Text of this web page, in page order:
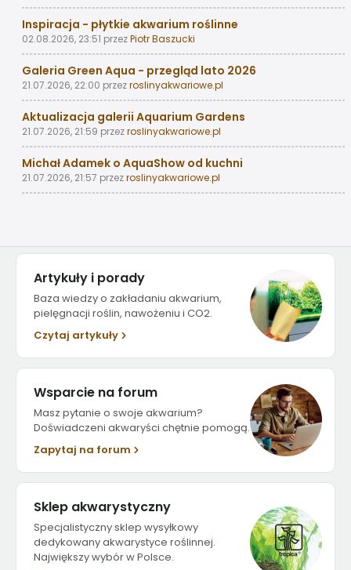
Inspiracja - płytkie akwarium roślinne
02.08.2026, 23:51 przezPiotr Baszucki
Galeria Green Aqua - przegląd lato 2026
21.07.2026, 22:00 przezroslinyakwariowe.pl
Aktualizacja galerii Aquarium Gardens
21.07.2026, 21:59 przezroslinyakwariowe.pl
Michał Adamek o AquaShow od kuchni
21.07.2026, 21:57 przezroslinyakwariowe.pl
Artykuły i porady
Baza wiedzy o zakładaniu akwarium,
pielęgnacji roślin, nawożeniu i CO2.
Czytaj artykuły
Wsparcie na forum
Masz pytanie o swoje akwarium?
Doświadczeni akwaryści chętnie pomogą.
Zapytaj na forum
Sklep akwarystyczny
Specjalistyczny sklep wysyłkowy
dedykowany akwarystyce roślinnej.
Największy wybór w Polsce.